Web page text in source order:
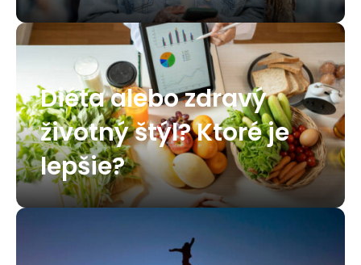
Diéta alebo zdravý
životný štýl? Ktoré je
lepšie?